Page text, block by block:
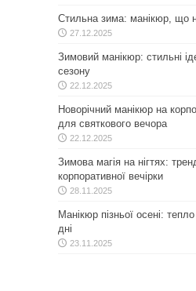
Стильна зима: манікюр, що
27.12.2025
Зимовий манікюр: стильні
сезону
22.12.2025
Новорічний манікюр на
для святкового вечора
22.12.2025
Зимова магія на нігтях:
корпоративної вечірки
28.11.2025
Манікюр пізньої осені:
дні
23.11.2025